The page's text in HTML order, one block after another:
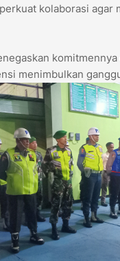
kolaborasi
menimbulkan